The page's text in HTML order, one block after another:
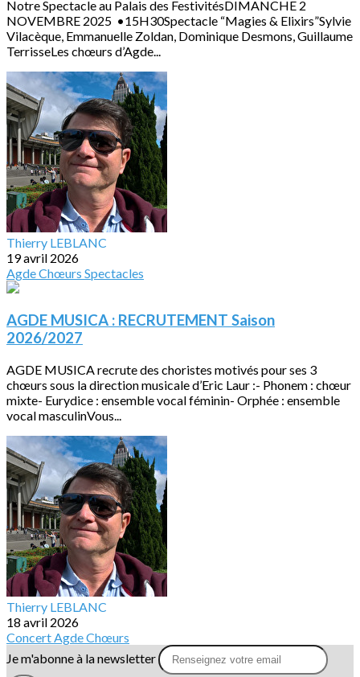
Notre Spectacle au Palais des FestivitésDIMANCHE 2
NOVEMBRE 2025 •15H30Spectacle “Magies & Elixirs”Sylvie
Vilacèque, Emmanuelle Zoldan, Dominique Desmons, Guillaume
TerrisseLes chœurs d’Agde...
Thierry LEBLANC
19 avril 2026
AgdeChœurs Spectacles
AGDE MUSICA : RECRUTEMENT Saison
2026/2027
AGDE MUSICA recrute des choristes motivés pour ses 3
chœurs sous la direction musicale d’Eric Laur :- Phonem : chœur
mixte- Eurydice : ensemble vocal féminin- Orphée : ensemble
vocal masculinVous...
Thierry LEBLANC
18 avril 2026
Concert AgdeChœurs
Je m'abonne à la newsletter